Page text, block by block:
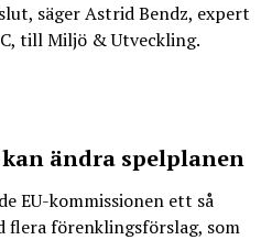
säger Astrid Bendz, expert
till Miljö & Utveckling.
ändra spelplanen
EU-kommissionen ett så
flera förenklingsförslag, som